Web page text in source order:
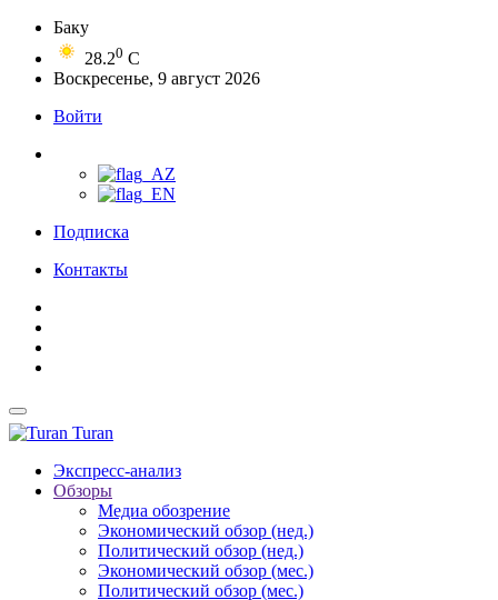
Баку
28.20 C
Воскресенье, 9 август 2026
Войти
Подписка
Контакты
Turan
Экспресс-анализ
Обзоры
Медиа обозрение
Экономический обзор (нед.)
Политический обзор (нед.)
Экономический обзор (мес.)
Политический обзор (мес.)